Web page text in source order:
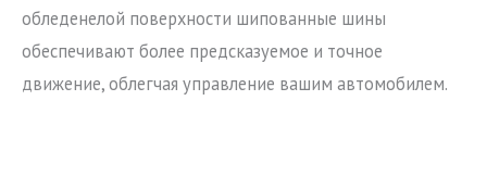
обледенелой поверхности шипованные шины
обеспечивают более предсказуемое и точное
движение, облегчая управление вашим автомобилем.